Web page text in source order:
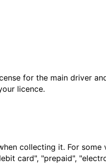
for the main driver
licence.
collecting it. For
card", "prepaid",